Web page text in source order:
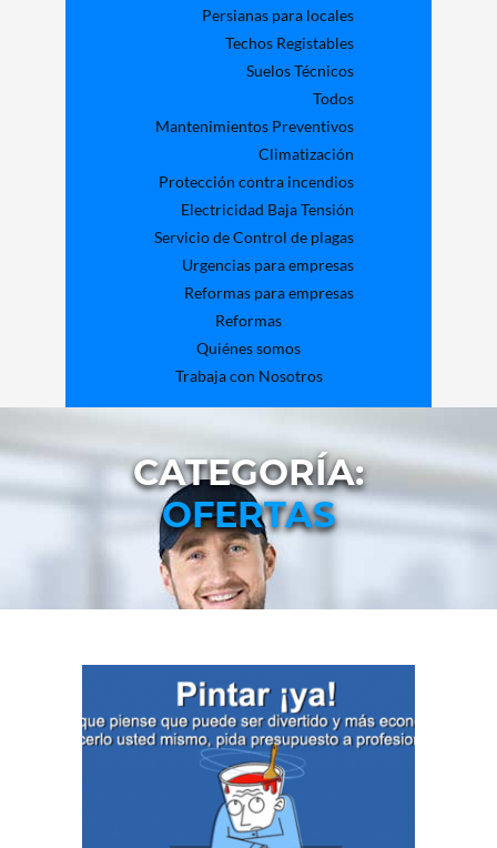
Persianas para locales
Techos Registables
Suelos Técnicos
Todos
Mantenimientos Preventivos
Climatización
Protección contra incendios
Electricidad Baja Tensión
Servicio de Control de plagas
Urgencias para empresas
Reformas para empresas
Reformas
Quiénes somos
Trabaja con Nosotros
CATEGORÍA:
OFERTAS